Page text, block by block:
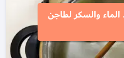
الماء والسكر لطاجن